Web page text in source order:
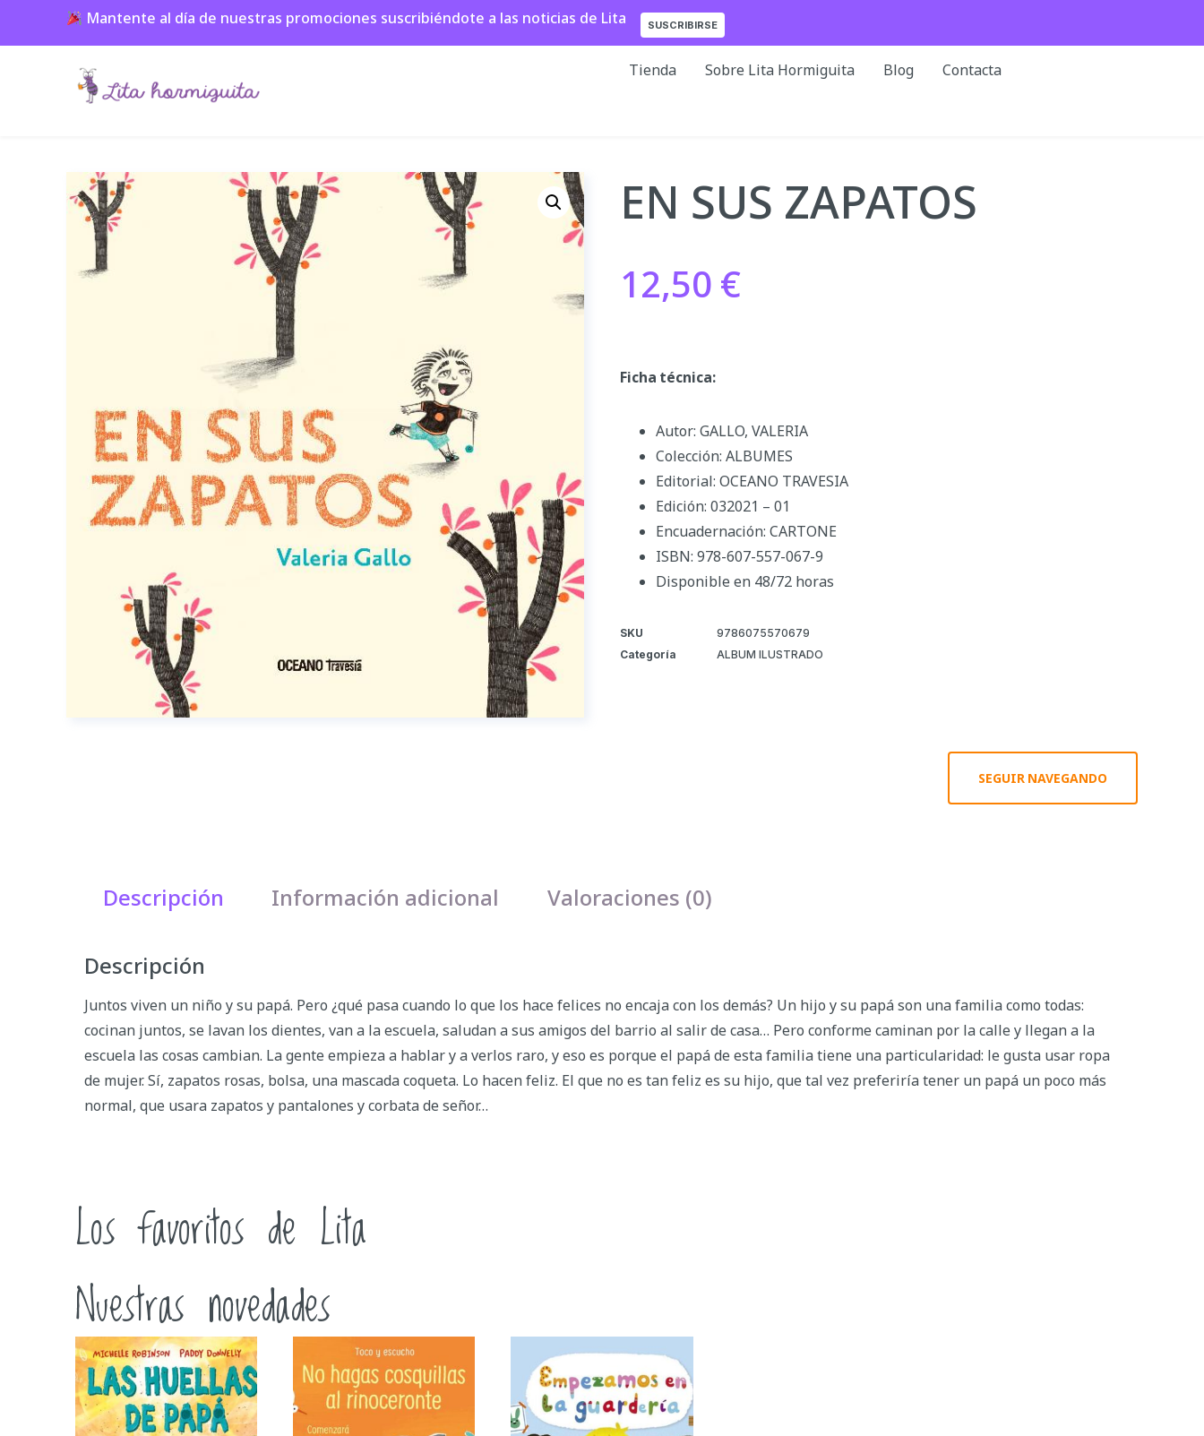
Mantente al día de nuestras promociones suscribiéndote a las noticias de Lita SUSCRIBIRSE
Tienda Sobre Lita Hormiguita Blog Contacta
EN SUS ZAPATOS
12,50 €
Ficha técnica:
Autor: GALLO, VALERIA
Colección: ALBUMES
Editorial: OCEANO TRAVESIA
Edición: 032021 – 01
Encuadernación: CARTONE
ISBN: 978-607-557-067-9
Disponible en 48/72 horas
SKU
9786075570679
Categoría
ALBUM ILUSTRADO
SEGUIR NAVEGANDO
Descripción Información adicional Valoraciones (0)
Descripción
Juntos viven un niño y su papá. Pero ¿qué pasa cuando lo que los hace felices no encaja con los demás? Un hijo y su papá son una familia como todas:
cocinan juntos, se lavan los dientes, van a la escuela, saludan a sus amigos del barrio al salir de casa… Pero conforme caminan por la calle y llegan a la
escuela las cosas cambian. La gente empieza a hablar y a verlos raro, y eso es porque el papá de esta familia tiene una particularidad: le gusta usar ropa
de mujer. Sí, zapatos rosas, bolsa, una mascada coqueta. Lo hacen feliz. El que no es tan feliz es su hijo, que tal vez preferiría tener un papá un poco más
normal, que usara zapatos y pantalones y corbata de señor…
Los favoritos de Lita
Nuestras novedades